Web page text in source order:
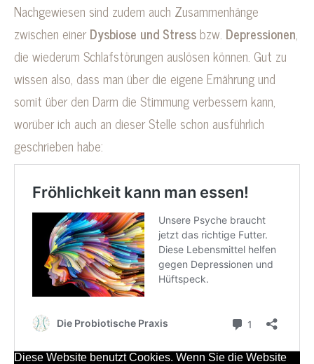
Nachgewiesen sind zudem auch Zusammenhänge
zwischen einer Dysbiose und Stressbzw. Depressionen,
die wiederum Schlafstörungen auslösen können. Gut zu
wissen also, dass man über die eigene Ernährung und
somit über den Darm die Stimmung verbessern kann,
worüber ich auch an dieser Stelle schon ausführlich
geschrieben habe: